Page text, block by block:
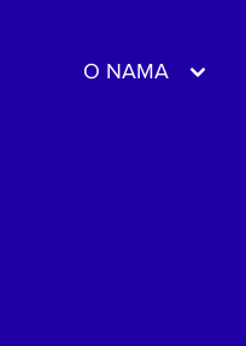
O NAMA